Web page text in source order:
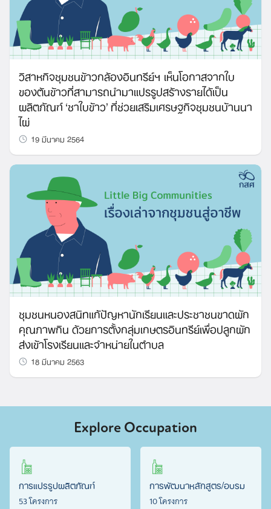
วิสาหกิจชุมชนข้าวกล้องอินทรีย์ฯ เห็นโอกาสจากใบ
ของต้นข้าวที่สามารถนำมาแปรรูปสร้างรายได้เป็น
ผลิตภัณฑ์ ‘ชาใบข้าว’ ที่ช่วยเสริมเศรษฐกิจชุมชนบ้านนา
ไผ่
19 มีนาคม 2564
ชุมชนหนองสนิทแก้ปัญหานักเรียนและประชาชนขาดผัก
คุณภาพกิน ด้วยการตั้งกลุ่มเกษตรอินทรีย์เพื่อปลูกผัก
ส่งเข้าโรงเรียนและจำหน่ายในตำบล
18 มีนาคม 2563
Explore Occupation
การแปรรูปผลิตภัณฑ์
53 โครงการ
การพัฒนาหลักสูตร/อบรม
10 โครงการ